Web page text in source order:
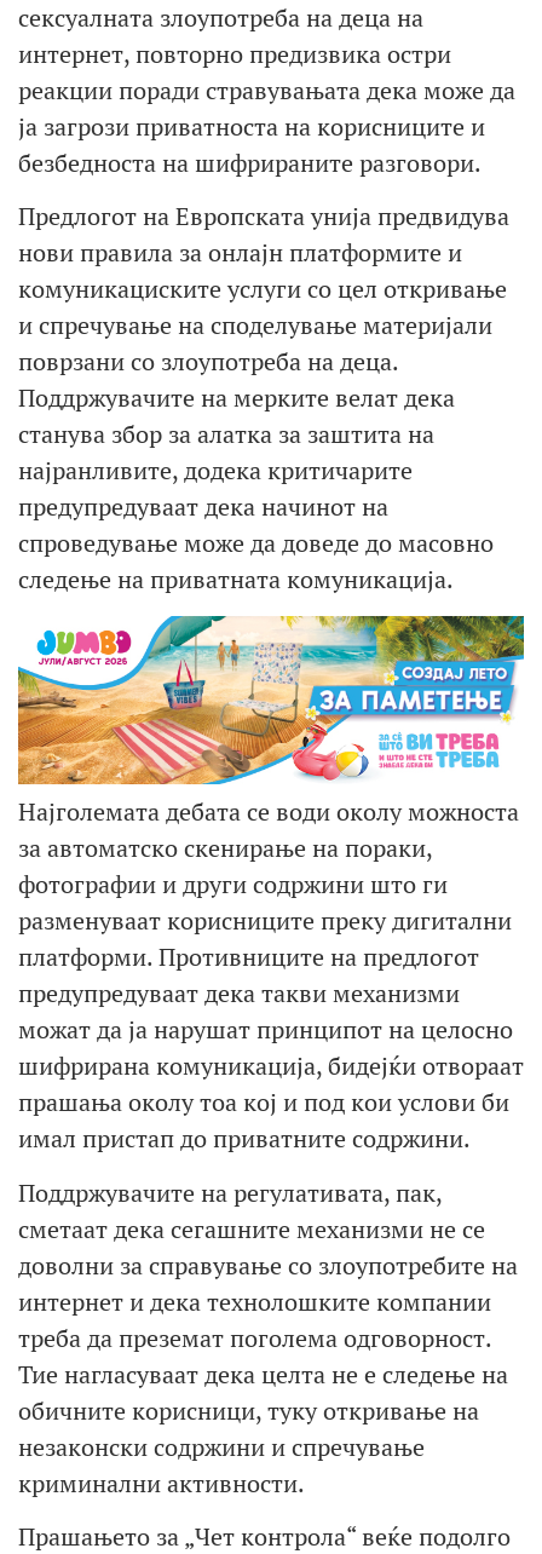
сексуалната злоупотреба на деца на
интернет, повторно предизвика остри
реакции поради стравувањата дека може да
ја загрози приватноста на корисниците и
безбедноста на шифрираните разговори.
Предлогот на Европската унија предвидува
нови правила за онлајн платформите и
комуникациските услуги со цел откривање
и спречување на споделување материјали
поврзани со злоупотреба на деца.
Поддржувачите на мерките велат дека
станува збор за алатка за заштита на
најранливите, додека критичарите
предупредуваат дека начинот на
спроведување може да доведе до масовно
следење на приватната комуникација.
Најголемата дебата се води околу можноста
за автоматско скенирање на пораки,
фотографии и други содржини што ги
разменуваат корисниците преку дигитални
платформи. Противниците на предлогот
предупредуваат дека такви механизми
можат да ја нарушат принципот на целосно
шифрирана комуникација, бидејќи отвораат
прашања околу тоа кој и под кои услови би
имал пристап до приватните содржини.
Поддржувачите на регулативата, пак,
сметаат дека сегашните механизми не се
доволни за справување со злоупотребите на
интернет и дека технолошките компании
треба да преземат поголема одговорност.
Тие нагласуваат дека целта не е следење на
обичните корисници, туку откривање на
незаконски содржини и спречување
криминални активности.
Прашањето за „Чет контрола“ веќе подолго